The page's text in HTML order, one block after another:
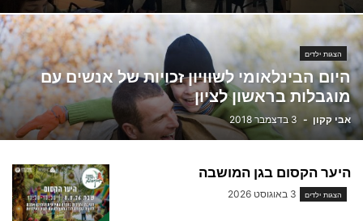
הצגות ילדים
היום הבינלאומי לשוויון זכויות של אנשים עם
מוגבלות בראשון לציון
אבי קקון - 3 בדצמבר 2018
היער הקסום בגן המושבה
הצגות ילדים 3 באוגוסט 2026